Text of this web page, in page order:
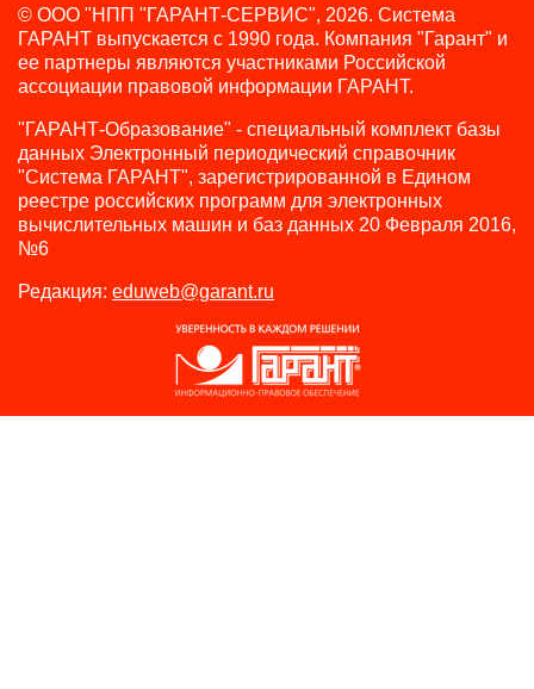
© ООО "НПП "ГАРАНТ-СЕРВИС", 2026. Система
ГАРАНТ выпускается с 1990 года. Компания "Гарант" и
ее партнеры являются участниками Российской
ассоциации правовой информации ГАРАНТ.
"ГАРАНТ-Образование" - специальный комплект базы
данных Электронный периодический справочник
"Система ГАРАНТ", зарегистрированной в Едином
реестре российских программ для электронных
вычислительных машин и баз данных 20 Февраля 2016,
№6
Редакция: eduweb@garant.ru